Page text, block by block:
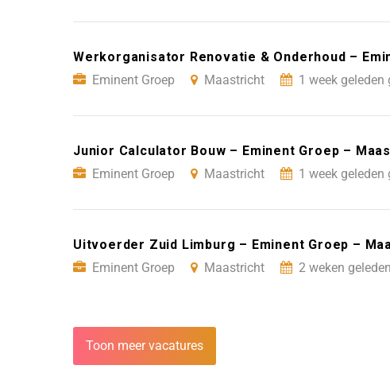
Werkorganisator Renovatie & Onderhoud –
Eminent Groep
Maastricht 1 week geleden
Junior Calculator Bouw – Eminent Groep –
Eminent Groep
Maastricht 1 week geleden
Uitvoerder Zuid Limburg – Eminent Groep –
Eminent Groep
Maastricht 2 weken
Toon meer vacatures